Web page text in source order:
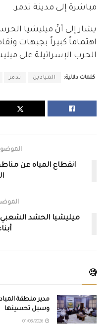
مباشرة إلى مدينة تدمر.
يشار إلى أنّ ميليشيا
اهتماماً كبيراً بجبهات
الحرب الإسرائيلة على
كلمات دلالية: الميادين تدمر
انقطاع المياه عن
ميليشيا الحشد
🧐
مدير منطقة
وسبل تحسينها